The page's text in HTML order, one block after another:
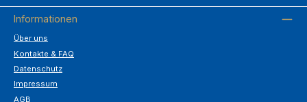
Informationen
Über uns
Kontakte & FAQ
Datenschutz
Impressum
AGB